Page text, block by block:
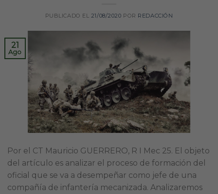
PUBLICADO EL 21/08/2020 POR REDACCIÓN
21
Ago
Por el CT Mauricio GUERRERO, R I Mec 25. El objeto
del artículo es analizar el proceso de formación del
oficial que se va a desempeñar como jefe de una
compañía de infantería mecanizada. Analizaremos